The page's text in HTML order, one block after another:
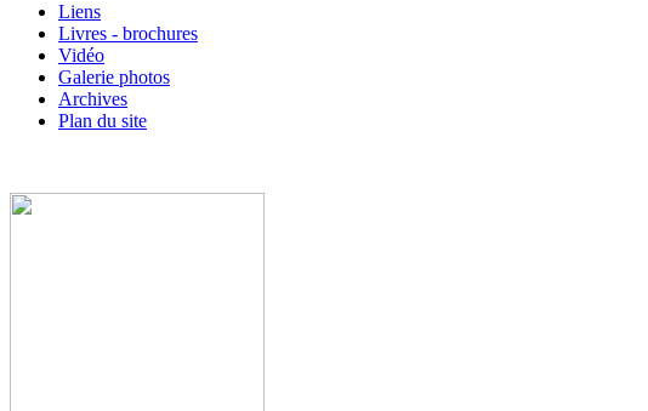
Liens
Livres - brochures
Vidéo
Galerie photos
Archives
Plan du site